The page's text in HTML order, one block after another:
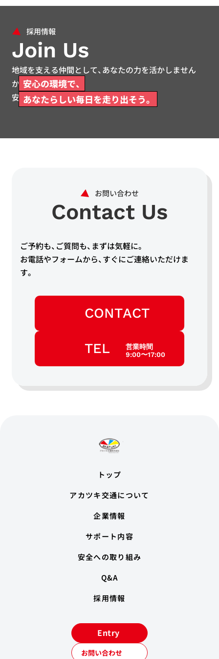
Join Us
地域を支える仲間として、あなたの力を活かしません
か。
安心して働ける環境をご用意しています。
安心の環境で、
あなたらしい毎日を走り出そう。
Contact Us
ご予約も、ご質問も、まずは気軽に。
お電話やフォームから、すぐにご連絡いただけま
す。
CONTACT
TEL
営業時間
9:00〜17:00
トップ
アカツキ交通について
企業情報
サポート内容
安全への取り組み
Q&A
採用情報
お問い合わせ
Entry